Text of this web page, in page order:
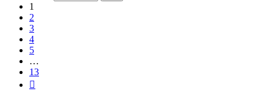
1
2
3
4
5
…
13